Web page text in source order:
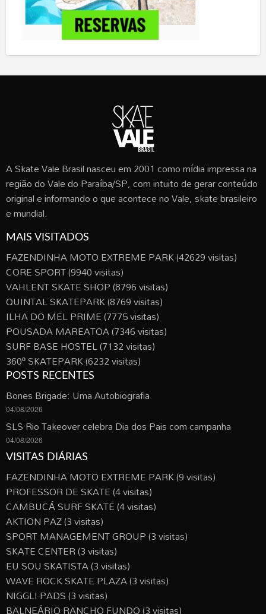
A Skate Vale Brasil nasceu em 2001 como mídia impressa na
região do Vale do Paraíba/SP, com intuito de gerar conteúdo
original e informando o que acontece no Vale, skate brasileiro
e mundial.
MAIS VISITADOS
FAZENDINHA MOTO EXTREME PARK(42629 visitas)
CORE SPORT(9940 visitas)
VAHLENT SKATE SHOP(8796 visitas)
QUINTAL SKATEPARK(8769 visitas)
ILHA DO MEL PRIME(7775 visitas)
POUSADA MAREATOA(7346 visitas)
SURF BASE HOSTEL(7132 visitas)
360º SKATEPARK(6232 visitas)
POSTS RECENTES
Bones Brigade: Uma Autobiografia
04/08/2026
SLS Rio Takeover celebra Dia dos Pais com campanha
04/08/2026
VISITAS DIÁRIAS
FAZENDINHA MOTO EXTREME PARK(9 visitas)
PROFESSOR DE SKATE(4 visitas)
CAMBUCÁ SURF SKATE(4 visitas)
AKTION PAZ(3 visitas)
SPORT MANAGEMENT GROUP(3 visitas)
SKATE CENTER(3 visitas)
EU SOU SKATISTA(3 visitas)
WAVE ROCK SKATE PLAZA(3 visitas)
NIGGLI PADS(3 visitas)